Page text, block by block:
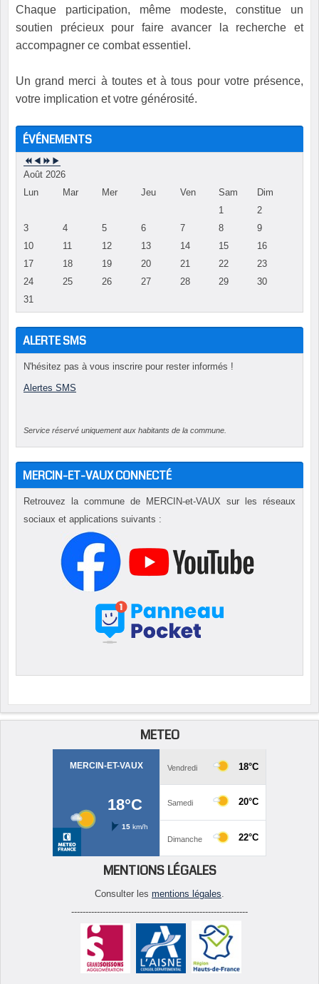
Chaque participation, même modeste, constitue un
soutien précieux pour faire avancer la recherche et
accompagner ce combat essentiel.
Un grand merci à toutes et à tous pour votre présence,
votre implication et votre générosité.
ÉVÉNEMENTS
Août 2026
Lun
Mar Mer Jeu Ven Sam
Dim
1
2
3
4 5 6 7 8
9
10
11 12 13 14 15
16
17
18 19 20 21 22
23
24
25 26 27 28 29
30
31
ALERTE SMS
N'hésitez pas à vous inscrire pour rester informés !
Alertes SMS
Service réservé uniquement aux habitants de la commune.
MERCIN-ET-VAUX CONNECTÉ
Retrouvez la commune de MERCIN-et-VAUX sur les réseaux
sociaux et applications suivants :
METEO
MENTIONS LÉGALES
Consulter les mentions légales
--------------------------------------------------------------